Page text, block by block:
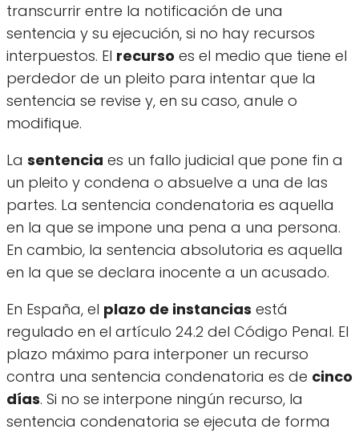
transcurrir entre la notificación de una
sentencia y su ejecución, si no hay recursos
interpuestos. El recurso es el medio que tiene el
perdedor de un pleito para intentar que la
sentencia se revise y, en su caso, anule o
modifique.
La sentencia es un fallo judicial que pone fin a
un pleito y condena o absuelve a una de las
partes. La sentencia condenatoria es aquella
en la que se impone una pena a una persona.
En cambio, la sentencia absolutoria es aquella
en la que se declara inocente a un acusado.
En España, el plazo de instancias está
regulado en el artículo 24.2 del Código Penal. El
plazo máximo para interponer un recurso
contra una sentencia condenatoria es de cinco
días. Si no se interpone ningún recurso, la
sentencia condenatoria se ejecuta de forma